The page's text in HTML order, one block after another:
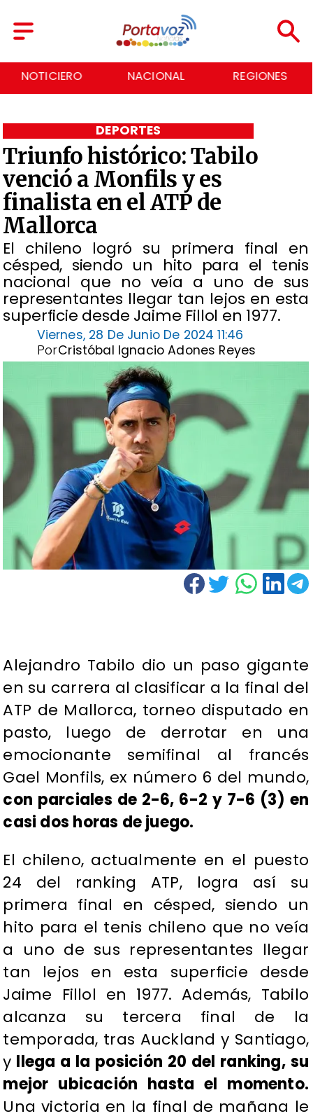
NOTICIERO NACIONAL REGIONES
Triunfo histórico: Tabilo
venció a Monfils y es
finalista en el ATP de
Mallorca
​El chileno logró su primera final en
césped, siendo un hito para el tenis
nacional que no veía a uno de sus
representantes llegar tan lejos en esta
superficie desde Jaime Fillol en 1977.
DEPORTES
Viernes, 28 De Junio De 2024 11:46
Cristóbal Ignacio Adones Reyes
Por
Alejandro Tabilo dio un paso gigante
en su carrera al clasificar a la final del
ATP de Mallorca, torneo disputado en
pasto, luego de derrotar en una
emocionante semifinal al francés
Gael Monfils, ex número 6 del mundo,
con parciales de 2-6, 6-2 y 7-6 (3) en
casi dos horas de juego.
El chileno, actualmente en el puesto
24 del ranking ATP, logra así su
primera final en césped, siendo un
hito para el tenis chileno que no veía
a uno de sus representantes llegar
tan lejos en esta superficie desde
Jaime Fillol en 1977. Además, Tabilo
alcanza su tercera final de la
temporada, tras Auckland y Santiago,
y llega a la posición 20 del ranking, su
mejor ubicación hasta el momento.
Una victoria en la final de mañana le